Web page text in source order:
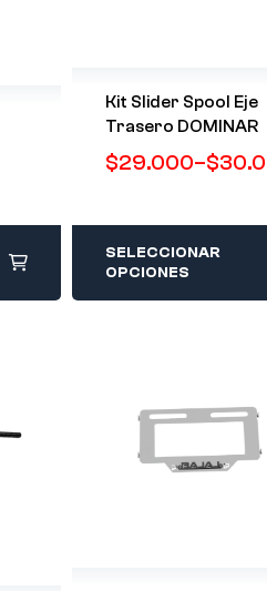
Kit Slider Spool Eje
Trasero DOMINAR
$29.000–$
SELECCIONAR
OPCIONES